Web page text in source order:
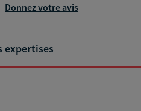
Donnez votre avis
expertises